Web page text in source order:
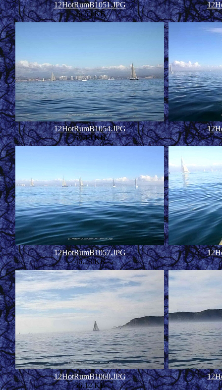
12HotRumB1051.JPG
45.65 KB
12HotRumB1054.JPG
54.10 KB
12HotRumB1057.JPG
46.28 KB
12HotRumB1060.JPG
56.12 KB